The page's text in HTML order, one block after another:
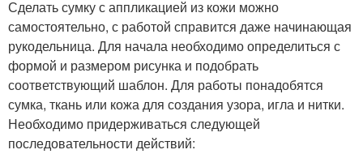
Сделать сумку с аппликацией из кожи можно
самостоятельно, с работой справится даже начинающая
рукодельница. Для начала необходимо определиться с
формой и размером рисунка и подобрать
соответствующий шаблон. Для работы понадобятся
сумка, ткань или кожа для создания узора, игла и нитки.
Необходимо придерживаться следующей
последовательности действий: